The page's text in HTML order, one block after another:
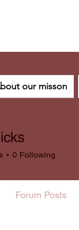
our misson
0 Following
Forum Posts